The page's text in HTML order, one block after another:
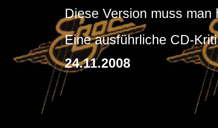
Diese Version muss man
Eine ausführliche CD-
24.11.2008